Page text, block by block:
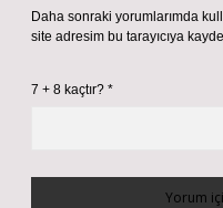
Daha sonraki yorumlarımda
site adresim bu tarayıcıya
7 + 8 kaçtır? *